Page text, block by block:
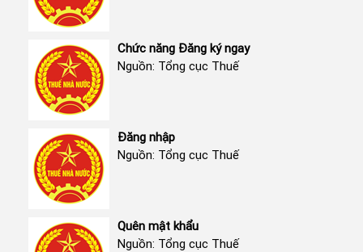
Chức năng Đăng ký ngay
Nguồn: Tổng cục Thuế
Đăng nhập
Nguồn: Tổng cục Thuế
Quên mật khẩu
Nguồn: Tổng cục Thuế